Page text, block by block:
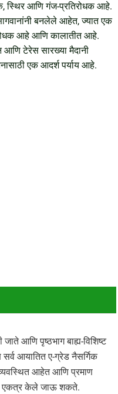
स्थिर आणि गंज-प्रतिरोधक आहे.
बनलेले आहेत, ज्यात एक
आहे आणि कालातीत आहे.
टेरेस सारख्या मैदानी
एक आदर्श पर्याय आहे.
आणि पृष्ठभाग बाह्य-विशिष्ट
आयातित ए-ग्रेड नैसर्गिक
आहेत आणि प्रमाण
एकत्र केले जाऊ शकते.